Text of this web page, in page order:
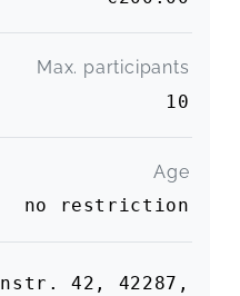
Max. participants
10
Age
no restriction
42, 42287,